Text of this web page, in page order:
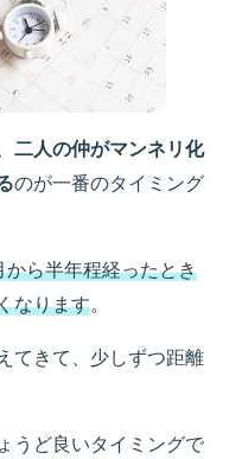
二人の仲がマンネリ化
のが一番のタイミング
ら半年程経ったとき
なります。
てきて、少しずつ距離
うど良いタイミングで